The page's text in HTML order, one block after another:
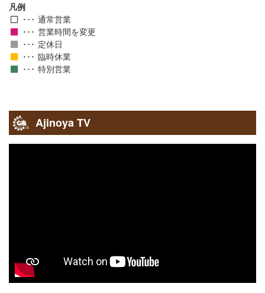
凡例
通常営業
営業時間を変更
定休日
臨時休業
特別営業
Ajinoya TV